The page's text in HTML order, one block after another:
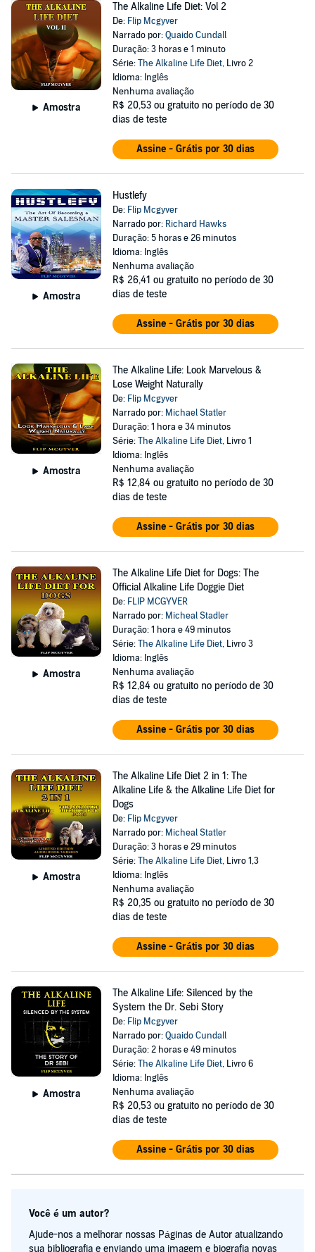
Amostra
The Alkaline Life Diet: Vol 2
De: Flip Mcgyver
Narrado por:Quaido Cundall
Duração: 3 horas e 1 minuto
Série:The Alkaline Life Diet, Livro 2
Idioma: Inglês
Nenhuma avaliação
R$ 20,53 ou gratuito no período de 30
dias de teste
Assine - Grátis por 30 dias
Amostra
Hustlefy
De: Flip Mcgyver
Narrado por: Richard Hawks
Duração: 5 horas e 26 minutos
Idioma: Inglês
Nenhuma avaliação
R$ 26,41 ou gratuito no período de 30
dias de teste
Assine - Grátis por 30 dias
Amostra
The Alkaline Life: Look Marvelous &
Lose Weight Naturally
De: Flip Mcgyver
Narrado por: Michael Statler
Duração: 1 hora e 34 minutos
Série:The Alkaline Life Diet, Livro 1
Idioma: Inglês
Nenhuma avaliação
R$ 12,84 ou gratuito no período de 30
dias de teste
Assine - Grátis por 30 dias
Amostra
The Alkaline Life Diet for Dogs: The
Official Alkaline Life Doggie Diet
De: FLIP MCGYVER
Narrado por: Micheal Stadler
Duração: 1 hora e 49 minutos
Série:The Alkaline Life Diet, Livro 3
Idioma: Inglês
Nenhuma avaliação
R$ 12,84 ou gratuito no período de 30
dias de teste
Assine - Grátis por 30 dias
Amostra
The Alkaline Life Diet 2 in 1: The
Alkaline Life & the Alkaline Life Diet for
Dogs
De: Flip Mcgyver
Narrado por: Micheal Statler
Duração: 3 horas e 29 minutos
Série:The Alkaline Life Diet, Livro 1,3
Idioma: Inglês
Nenhuma avaliação
R$ 20,35 ou gratuito no período de 30
dias de teste
Assine - Grátis por 30 dias
Amostra
The Alkaline Life: Silenced by the
System the Dr. Sebi Story
De: Flip Mcgyver
Narrado por:Quaido Cundall
Duração: 2 horas e 49 minutos
Série:The Alkaline Life Diet, Livro 6
Idioma: Inglês
Nenhuma avaliação
R$ 20,53 ou gratuito no período de 30
dias de teste
Assine - Grátis por 30 dias
Você é um autor?
Ajude-nos a melhorar nossas Páginas de Autor atualizando
sua bibliografia e enviando uma imagem e biografia novas